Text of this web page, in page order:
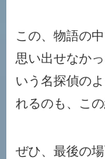
この、物語の
思い出せなか
いう名探偵の
れるのも、こ
ぜひ、最後の